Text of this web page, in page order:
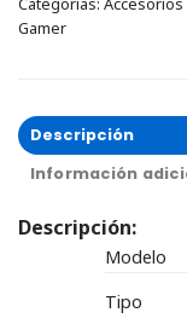
Gamer
Descripción
Información
Descripción:
Modelo
Tipo